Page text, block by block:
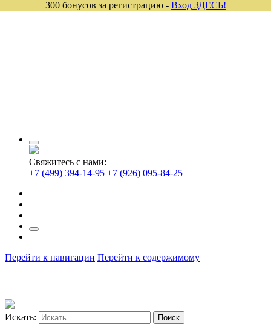
Свяжитесь с нами:
+7 (499) 394-14-95 +7 (926) 095-84-25
Перейти к навигации Перейти к содержимому
Искать:
300 бонусов за регистрацию - Вход ЗДЕСЬ!